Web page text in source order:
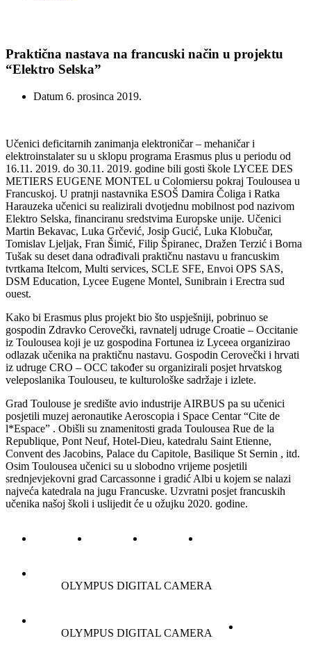
Praktična nastava na francuski način u projektu
“Elektro Selska”
Datum 6. prosinca 2019.
Učenici deficitarnih zanimanja elektroničar – mehaničar i
elektroinstalater su u sklopu programa Erasmus plus u periodu od
16.11. 2019. do 30.11. 2019. godine bili gosti škole LYCEE DES
METIERS EUGENE MONTEL u Colomiersu pokraj Toulousea u
Francuskoj. U pratnji nastavnika ESOŠ Damira Čoliga i Ratka
Harauzeka učenici su realizirali dvotjednu mobilnost pod nazivom
Elektro Selska, financiranu sredstvima Europske unije. Učenici
Martin Bekavac, Luka Grčević, Josip Gucić, Luka Klobučar,
Tomislav Ljeljak, Fran Šimić, Filip Špiranec, Dražen Terzić i Borna
Tušak su deset dana odrađivali praktičnu nastavu u francuskim
tvrtkama Itelcom, Multi services, SCLE SFE, Envoi OPS SAS,
DSM Education, Lycee Eugene Montel, Sunibrain i Erectra sud
ouest.
Kako bi Erasmus plus projekt bio što uspješniji, pobrinuo se
gospodin Zdravko Cerovečki, ravnatelj udruge Croatie – Occitanie
iz Toulousea koji je uz gospodina Fortunea iz Lyceea organizirao
odlazak učenika na praktičnu nastavu. Gospodin Cerovečki i hrvati
iz udruge CRO – OCC također su organizirali posjet hrvatskog
veleposlanika Toulouseu, te kulturološke sadržaje i izlete.
Grad Toulouse je središte avio industrije AIRBUS pa su učenici
posjetili muzej aeronautike Aeroscopia i Space Centar “Cite de
l*Espace” . Obišli su znamenitosti grada Toulousea Rue de la
Republique, Pont Neuf, Hotel-Dieu, katedralu Saint Etienne,
Convent des Jacobins, Palace du Capitole, Basilique St Sernin , itd.
Osim Toulousea učenici su u slobodno vrijeme posjetili
srednjevjekovni grad Carcassonne i gradić Albi u kojem se nalazi
najveća katedrala na jugu Francuske. Uzvratni posjet francuskih
učenika našoj školi i uslijedit će u ožujku 2020. godine.
OLYMPUS DIGITAL CAMERA
OLYMPUS DIGITAL CAMERA